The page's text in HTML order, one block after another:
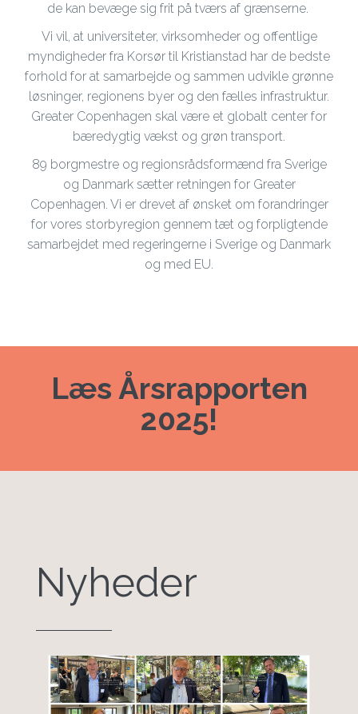
de kan bevæge sig frit på tværs af grænserne.
Vi vil, at universiteter, virksomheder og offentlige
myndigheder fra Korsør til Kristianstad har de bedste
forhold for at samarbejde og sammen udvikle grønne
løsninger, regionens byer og den fælles infrastruktur.
Greater Copenhagen skal være et globalt center for
bæredygtig vækst og grøn transport.
89 borgmestre og regionsrådsformænd fra Sverige
og Danmark sætter retningen for Greater
Copenhagen. Vi er drevet af ønsket om forandringer
for vores storbyregion gennem tæt og forpligtende
samarbejdet med regeringerne i Sverige og Danmark
og med EU.
Læs Årsrapporten
2025!
Nyheder